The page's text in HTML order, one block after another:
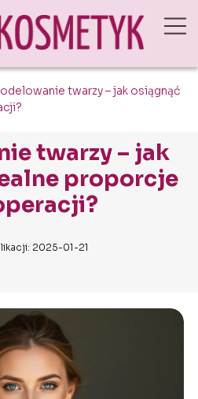
twarzy – jak osiągnąć
twarzy – jak
proporcje
2025-01-21